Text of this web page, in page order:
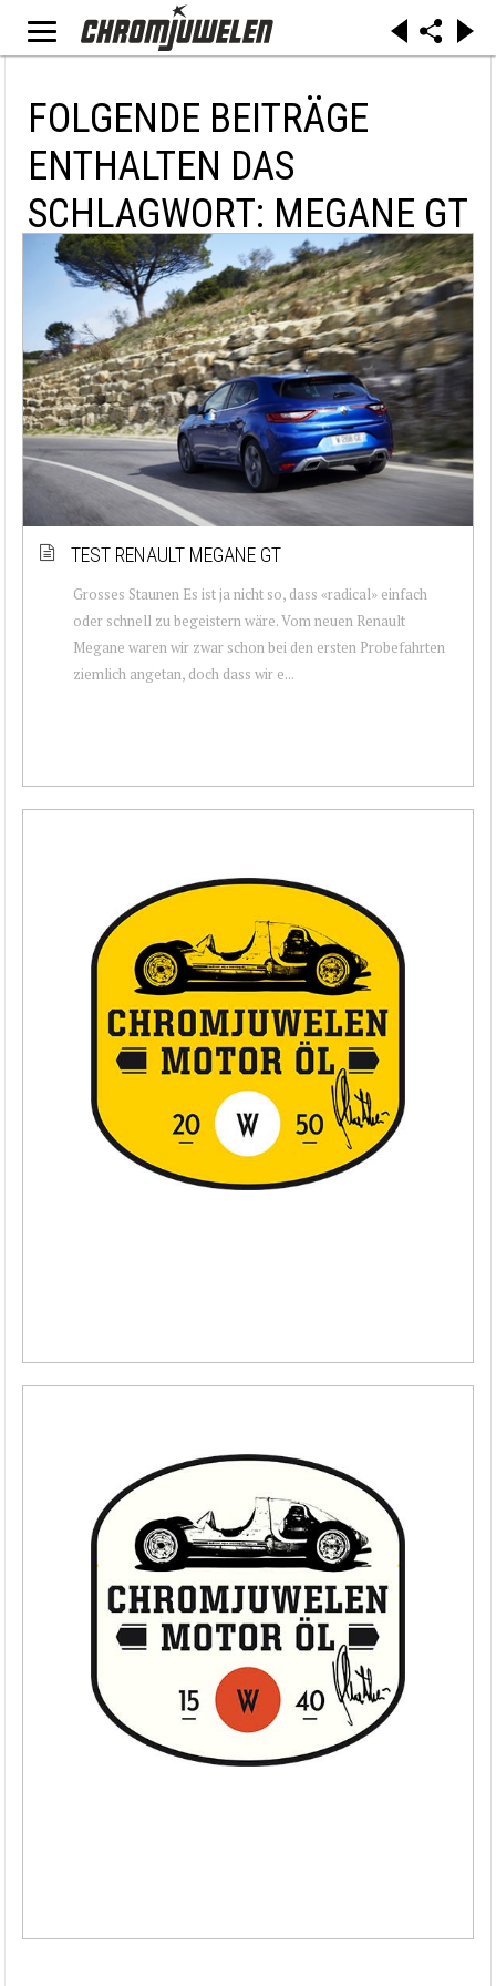
FOLGENDE BEITRÄGE
ENTHALTEN DAS
SCHLAGWORT: MEGANE GT
TEST RENAULT MEGANE GT
Grosses Staunen Es ist ja nicht so, dass «radical» einfach
oder schnell zu begeistern wäre. Vom neuen Renault
Megane waren wir zwar schon bei den ersten Probefahrten
ziemlich angetan, doch dass wir e...